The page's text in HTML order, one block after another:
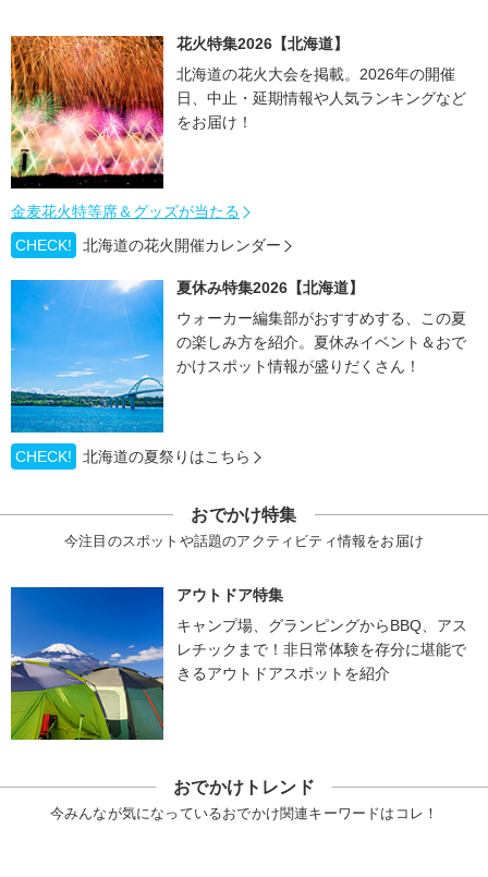
花火特集2026【北海道】
北海道の花火大会を掲載。2026年の開催
日、中止・延期情報や人気ランキングなど
をお届け！
金麦花火特等席＆グッズが当たる
CHECK!
北海道の花火開催カレンダー
夏休み特集2026【北海道】
ウォーカー編集部がおすすめする、この夏
の楽しみ方を紹介。夏休みイベント＆おで
かけスポット情報が盛りだくさん！
CHECK! 北海道の夏祭りはこちら
おでかけ特集
今注目のスポットや話題のアクティビティ情報をお届け
アウトドア特集
キャンプ場、グランピングからBBQ、アス
レチックまで！非日常体験を存分に堪能で
きるアウトドアスポットを紹介
おでかけトレンド
今みんなが気になっているおでかけ関連キーワードはコレ！